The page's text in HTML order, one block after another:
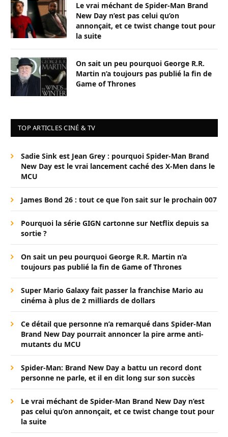
Le vrai méchant de Spider-Man Brand
New Day n’est pas celui qu’on
annonçait, et ce twist change tout pour
la suite
On sait un peu pourquoi George R.R.
Martin n’a toujours pas publié la fin de
Game of Thrones
TOP ARTICLES CINÉ & TV
Sadie Sink est Jean Grey : pourquoi Spider-Man Brand
New Day est le vrai lancement caché des X-Men dans le
MCU
James Bond 26 : tout ce que l’on sait sur le prochain 007
Pourquoi la série GIGN cartonne sur Netflix depuis sa
sortie ?
On sait un peu pourquoi George R.R. Martin n’a
toujours pas publié la fin de Game of Thrones
Super Mario Galaxy fait passer la franchise Mario au
cinéma à plus de 2 milliards de dollars
Ce détail que personne n’a remarqué dans Spider-Man
Brand New Day pourrait annoncer la pire arme anti-
mutants du MCU
Spider-Man: Brand New Day a battu un record dont
personne ne parle, et il en dit long sur son succès
Le vrai méchant de Spider-Man Brand New Day n’est
pas celui qu’on annonçait, et ce twist change tout pour
la suite